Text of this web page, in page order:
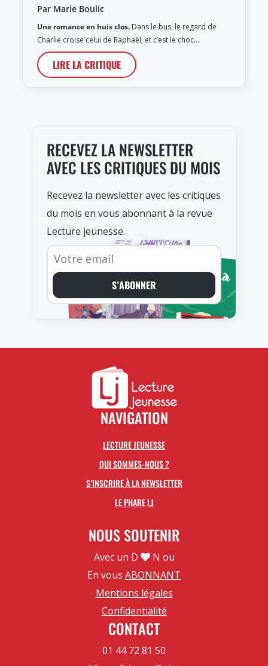
Par Marie Boulic
Une romance en huis clos. Dans le bus, le regard de
Charlie croise celui de Raphaël, et c’est le choc…
LIRE LA CRITIQUE
RECEVEZ LA NEWSLETTER
AVEC LES CRITIQUES DU MOIS
Recevez la newsletter avec les critiques
du mois en vous abonnant à la revue
Lecture jeunesse.
S’ABONNER
NAVIGATION
LECTURE JEUNESSE
QUI SOMMES-NOUS ?
S’INSCRIRE À LA NEWSLETTER
LE PHARE LJ
NOUS SOUTENIR
Avec un D
N ou
En vous ABONNANT
Mentions légales
Confidentialité
CONTACT
01 44 72 81 50